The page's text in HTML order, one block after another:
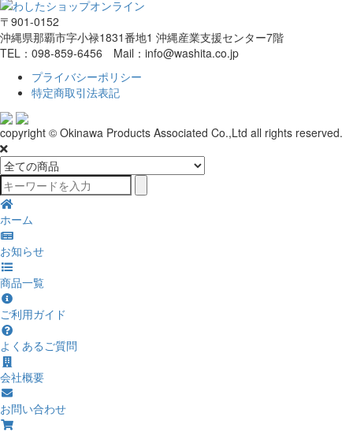
〒901-0152
沖縄県那覇市字小禄1831番地1 沖縄産業支援センター7階
TEL：098-859-6456 Mail：info@washita.co.jp
プライバシーポリシー
特定商取引法表記
copyright © Okinawa Products Associated Co.,Ltd all rights reserved.
ホーム
お知らせ
商品一覧
ご利用ガイド
よくあるご質問
会社概要
お問い合わせ